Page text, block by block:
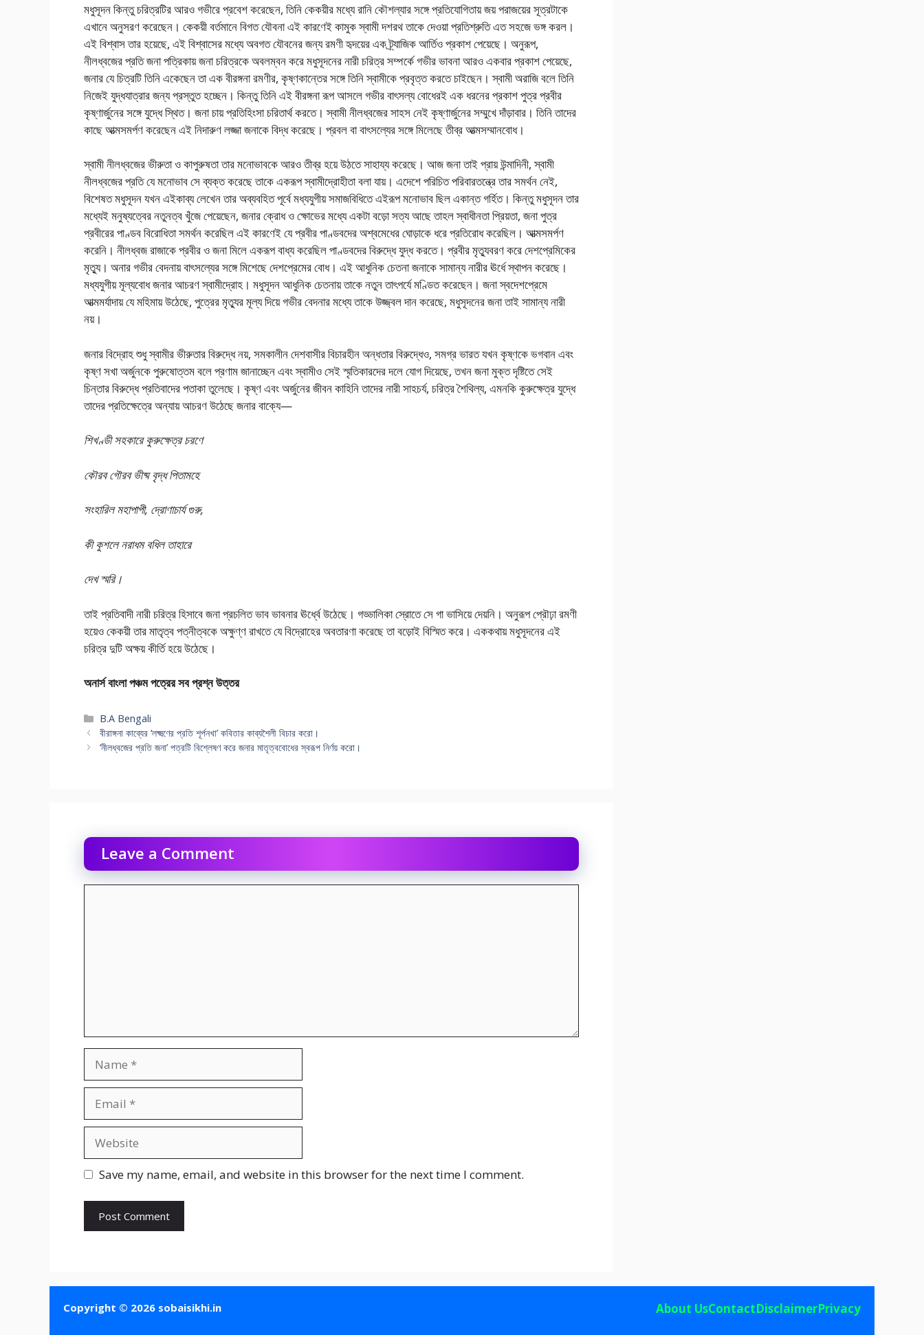
মধুসূদন কিন্তু চরিত্রটির আরও গভীরে প্রবেশ করেছেন, তিনি কেকয়ীর মধ্যে রানি কৌশল্যার সঙ্গে প্রতিযোগিতায় জয় পরাজয়ের সূত্রটাকে
এখানে অনুসরণ করেছেন। কেকয়ী বর্তমানে বিগত যৌবনা এই কারণেই কামুক স্বামী দশরথ তাকে দেওয়া প্রতিশ্রুতি এত সহজে ভঙ্গ করল।
এই বিশ্বাস তার হয়েছে, এই বিশ্বাসের মধ্যে অবগত যৌবনের জন্য রমণী হৃদয়ের এক ট্র্যাজিক আর্তিও প্রকাশ পেয়েছে। অনুরূপ,
নীলধ্বজের প্রতি জনা পত্রিকায় জনা চরিত্রকে অবলম্বন করে মধুসূদনের নারী চরিত্র সম্পর্কে গভীর ভাবনা আরও একবার প্রকাশ পেয়েছে,
জনার যে চিত্রটি তিনি একেছেন তা এক বীরঙ্গনা রমণীর, কৃষ্ণকান্তের সঙ্গে তিনি স্বামীকে প্রবৃত্ত করতে চাইছেন। স্বামী অরাজি বলে তিনি
নিজেই যুদ্ধযাত্রার জন্য প্রস্তুত হচ্ছেন। কিন্তু তিনি এই বীরঙ্গনা রূপ আসলে গভীর বাৎসল্য বোধেরই এক ধরনের প্রকাশ পুত্র প্রবীর
কৃষ্ণার্জুনের সঙ্গে যুদ্ধে স্থিত। জনা চায় প্রতিহিংসা চরিতার্থ করতে। স্বামী নীলধ্বজের সাহস নেই কৃষ্ণার্জুনের সম্মুখে দাঁড়াবার। তিনি তাদের
কাছে আত্মসমর্পণ করেছেন এই নিদারুণ লজ্জা জনাকে বিদ্ধ করেছে। প্রবল বা বাৎসল্যের সঙ্গে মিলেছে তীব্র আত্মসম্মানবোধ।
স্বামী নীলধ্বজের ভীরুতা ও কাপুরুষতা তার মনোভাবকে আরও তীব্র হয়ে উঠতে সাহায্য করেছে। আজ জনা তাই প্রায় উন্মাদিনী, স্বামী
নীলধ্বজের প্রতি যে মনোভাব সে ব্যক্ত করেছে তাকে একরূপ স্বামীদ্রোহীতা বলা যায়। এদেশে পরিচিত পরিবারতন্ত্রে তার সমর্থন নেই,
বিশেষত মধুসূদন যখন এইকাব্য লেখেন তার অব্যবহিত পূর্বে মধ্যযুগীয় সমাজবিধিতে এইরূপ মনোভাব ছিল একান্ত গর্হিত। কিন্তু মধুসূদন তার
মধ্যেই মনুষ্যত্বের নতুনত্ব খুঁজে পেয়েছেন, জনার ক্রোধ ও ক্ষোভের মধ্যে একটা বড়ো সত্য আছে তাহল স্বাধীনতা প্রিয়তা, জনা পুত্র
প্রবীরের পাণ্ডব বিরোধিতা সমর্থন করেছিল এই কারণেই যে প্রবীর পাণ্ডবদের অশ্বমেধের ঘোড়াকে ধরে প্রতিরোধ করেছিল। আত্মসমর্পণ
করেনি। নীলধ্বজ রাজাকে প্রবীর ও জনা মিলে একরূপ বাধ্য করেছিল পাণ্ডবদের বিরুদ্ধে যুদ্ধ করতে। প্রবীর মৃত্যুবরণ করে দেশপ্রেমিকের
মৃত্যু। অনার গভীর বেদনায় বাৎসল্যের সঙ্গে মিশেছে দেশপ্রেমের বোধ। এই আধুনিক চেতনা জনাকে সামান্য নারীর ঊর্ধে স্থাপন করেছে।
মধ্যযুগীয় মূল্যবোধ জনার আচরণ স্বামীদ্রোহ। মধুসূদন আধুনিক চেতনায় তাকে নতুন তাৎপর্যে মণ্ডিত করেছেন। জনা স্বদেশপ্রেমে
আত্মমর্যাদায় যে মহিমায় উঠেছে, পুত্রের মৃত্যুর মূল্য দিয়ে গভীর বেদনার মধ্যে তাকে উজ্জ্বল দান করেছে, মধুসূদনের জনা তাই সামান্য নারী
নয়।
জনার বিদ্রোহ শুধু স্বামীর ভীরুতার বিরুদ্ধে নয়, সমকালীন দেশবাসীর বিচারহীন অন্ধতার বিরুদ্ধেও, সমগ্র ভারত যখন কৃষ্ণকে ভগবান এবং
কৃষ্ণ সখা অর্জুনকে পুরুষোত্তম বলে প্রণাম জানাচ্ছেন এবং স্বামীও সেই স্মৃতিকারদের দলে যোগ দিয়েছে, তখন জনা মুক্ত দৃষ্টিতে সেই
চিন্তার বিরুদ্ধে প্রতিবাদের পতাকা তুলেছে। কৃষ্ণ এবং অর্জুনের জীবন কাহিনি তাদের নারী সাহচর্য, চরিত্র শৈথিল্য, এমনকি কুরুক্ষেত্র যুদ্ধে
তাদের প্রতিক্ষেত্রে অন্যায় আচরণ উঠেছে জনার বাক্যে—
শিখণ্ডী সহকারে কুরুক্ষেত্র চরণে
কৌরব গৌরব ভীষ্ম বৃদ্ধ পিতামহে
সংহারিল মহাপাপী, দ্রোণাচার্য গুরু,
কী কুশলে নরাধম বধিল তাহারে
দেখ স্মরি।
তাই প্রতিবাদী নারী চরিত্র হিসাবে জনা প্রচলিত ভাব ভাবনার ঊর্ধ্বে উঠেছে। গড্ডালিকা স্রোতে সে গা ভাসিয়ে দেয়নি। অনুরূপ প্রৌঢ়া রমণী
হয়েও কেকয়ী তার মাতৃত্ব পত্নীত্বকে অক্ষুণ্ণ রাখতে যে বিদ্রোহের অবতারণা করেছে তা বড়োই বিস্মিত করে। এককথায় মধুসূদনের এই
চরিত্র দুটি অক্ষয় কীর্তি হয়ে উঠেছে।
অনার্স বাংলা পঞ্চম পত্রের সব প্রশ্ন উত্তর
Categories
B.A Bengali
বীরাঙ্গনা কাব্যের ‘লক্ষ্মণের প্রতি শূর্পনখা’ কবিতার কাব্যশৈলী বিচার করো।
‘নীলধ্বজের প্রতি জনা’ পত্রটি বিশ্লেষণ করে জনার মাতৃত্ববোধের স্বরূপ নির্ণয় করো।
Leave a Comment
Save my name, email, and website in this browser for the next time I comment.
Copyright © 2026 sobaisikhi.in About UsContactDisclaimerPrivacy